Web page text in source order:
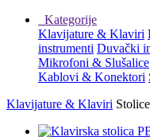
Kategorije
Klavijature & Klaviri
instrumenti Duvački
Mikrofoni & Slušalice
Kablovi & Konektori
Klavijature & Klaviri Stolice